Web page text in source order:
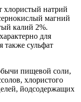
хлористый натрий
магний
калий 2%.
для
также сульфат
пищевой соли,
хлористого
йодсодержащих